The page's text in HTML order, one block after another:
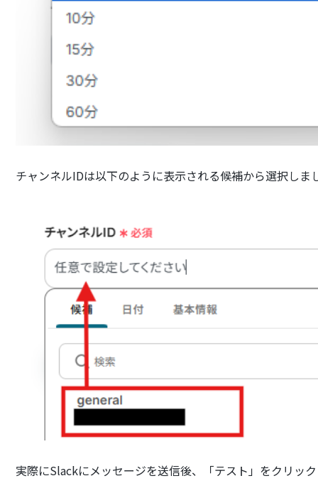
チャンネルIDは以下のように表示される候補から選択しま
実際にSlackにメッセージを送信後、「テスト」をクリッ